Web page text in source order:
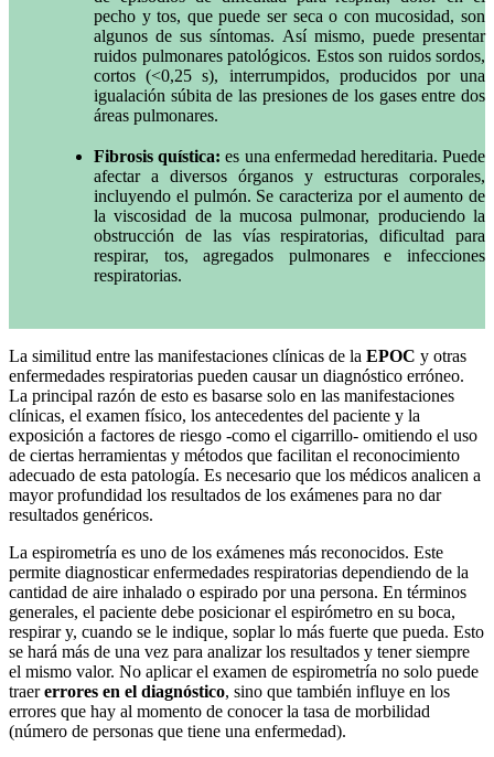
pecho y tos, que puede ser seca o con mucosidad, son
algunos de sus síntomas. Así mismo, puede presentar
ruidos pulmonares patológicos. Estos son ruidos sordos,
cortos (<0,25 s), interrumpidos, producidos por una
igualación súbita de las presiones de los gases entre dos
áreas pulmonares.
Fibrosis quística: es una enfermedad hereditaria. Puede
afectar a diversos órganos y estructuras corporales,
incluyendo el pulmón. Se caracteriza por el aumento de
la viscosidad de la mucosa pulmonar, produciendo la
obstrucción de las vías respiratorias, dificultad para
respirar, tos, agregados pulmonares e infecciones
respiratorias.
La similitud entre las manifestaciones clínicas de la EPOC y otras
enfermedades respiratorias pueden causar un diagnóstico erróneo.
La principal razón de esto es basarse solo en las manifestaciones
clínicas, el examen físico, los antecedentes del paciente y la
exposición a factores de riesgo -como el cigarrillo- omitiendo el uso
de ciertas herramientas y métodos que facilitan el reconocimiento
adecuado de esta patología. Es necesario que los médicos analicen a
mayor profundidad los resultados de los exámenes para no dar
resultados genéricos.
La espirometría es uno de los exámenes más reconocidos. Este
permite diagnosticar enfermedades respiratorias dependiendo de la
cantidad de aire inhalado o espirado por una persona. En términos
generales, el paciente debe posicionar el espirómetro en su boca,
respirar y, cuando se le indique, soplar lo más fuerte que pueda. Esto
se hará más de una vez para analizar los resultados y tener siempre
el mismo valor. No aplicar el examen de espirometría no solo puede
traererrores en el diagnóstico, sino que también influye en los
errores que hay al momento de conocer la tasa de morbilidad
(número de personas que tiene una enfermedad).